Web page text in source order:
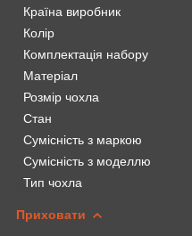
Країна виробник
Колір
Комплектація набору
Матеріал
Розмір чохла
Стан
Сумісність з маркою
Сумісність з моделлю
Тип чохла
Приховати